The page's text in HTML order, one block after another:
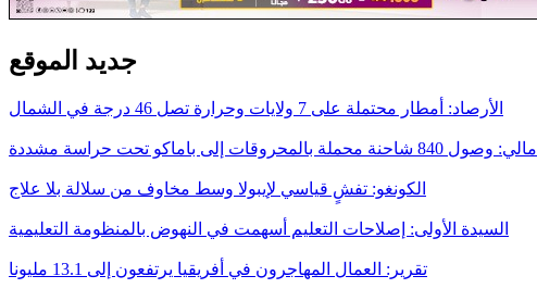
جديد الموقع
الأرصاد: أمطار محتملة على 7 ولايات وحرارة تصل 46 درجة في الشمال
مالي: وصول 840 شاحنة محملة بالمحروقات إلى باماكو تحت حراسة مشددة
الكونغو: تفشٍ قياسي لإيبولا وسط مخاوف من سلالة بلا علاج
السيدة الأولى: إصلاحات التعليم أسهمت في النهوض بالمنظومة التعليمية
تقرير: العمال المهاجرون في أفريقيا يرتفعون إلى 13.1 مليونا